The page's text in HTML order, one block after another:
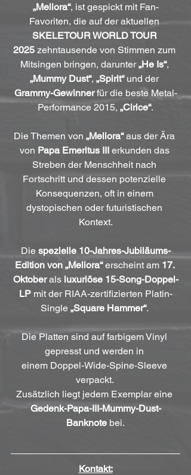
„Meliora“, ist gespickt mit Fan-
Favoriten, die auf der aktuellen
SKELETOUR WORLD TOUR
2025 zehntausende von Stimmen zum
Mitsingen bringen, darunter „He Is“,
„Mummy Dust“, „Spirit“ und der
Grammy-Gewinner für die beste Metal-
Performance 2015, „Cirice“.
Die Themen von „Meliora“ aus der Ära
von Papa Emeritus III erkunden das
Streben der Menschheit nach
Fortschritt und dessen potenzielle
Konsequenzen, oft in einem
dystopischen oder futuristischen
Kontext.
Die spezielle 10-Jahres-Jubiläums-
Edition von „Meliora“ erscheint am 17.
Oktober als luxuriöse 15-Song-Doppel-
LP mit der RIAA-zertifizierten Platin-
Single „Square Hammer“.
Die Platten sind auf farbigem Vinyl
gepresst und werden in
einem Doppel-Wide-Spine-Sleeve
verpackt.
Zusätzlich liegt jedem Exemplar eine
Gedenk-Papa-III-Mummy-Dust-
Banknote bei.
Kontakt: